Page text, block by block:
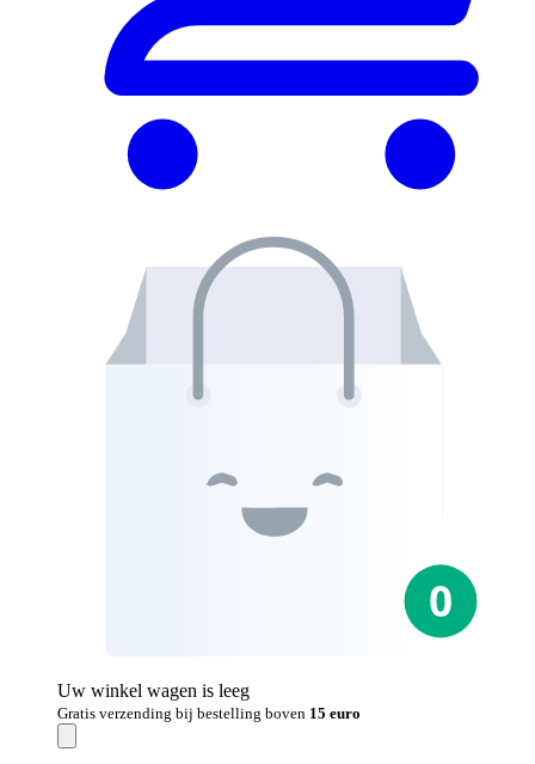
Uw winkel wagen is leeg
Gratis verzending bij bestelling boven 15 euro